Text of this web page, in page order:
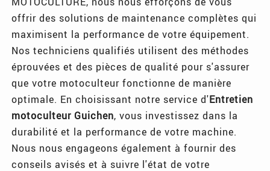
offrir des solutions de maintenance complètes qui
maximisent la performance de votre équipement.
Nos techniciens qualifiés utilisent des méthodes
éprouvées et des pièces de qualité pour s'assurer
que votre motoculteur fonctionne de manière
optimale. En choisissant notre service d'Entretien
motoculteur Guichen, vous investissez dans la
durabilité et la performance de votre machine.
Nous nous engageons également à fournir des
conseils avisés et à suivre l'état de votre